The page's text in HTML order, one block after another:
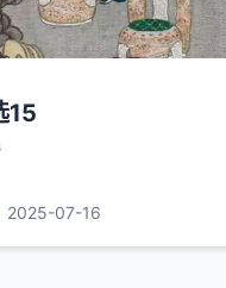
15
2025-07-16